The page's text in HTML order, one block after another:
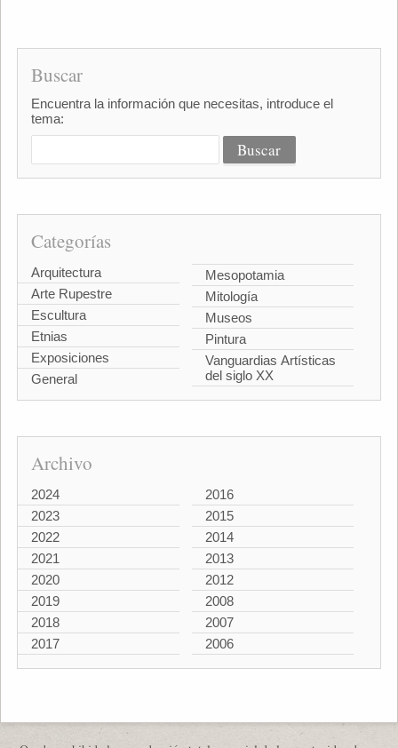
Buscar
Encuentra la información que necesitas, introduce el
tema:
Categorías
Arquitectura
Arte Rupestre
Escultura
Etnias
Exposiciones
General
Mesopotamia
Mitología
Museos
Pintura
Vanguardias Artísticas
del siglo XX
Archivo
2024
2023
2022
2021
2020
2019
2018
2017
2016
2015
2014
2013
2012
2008
2007
2006